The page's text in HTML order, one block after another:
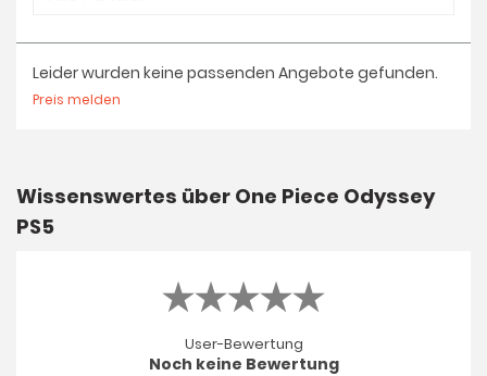
Leider wurden keine passenden Angebote gefunden.
Preis melden
Wissenswertes über One Piece Odyssey
PS5
User-Bewertung
Noch keine Bewertung